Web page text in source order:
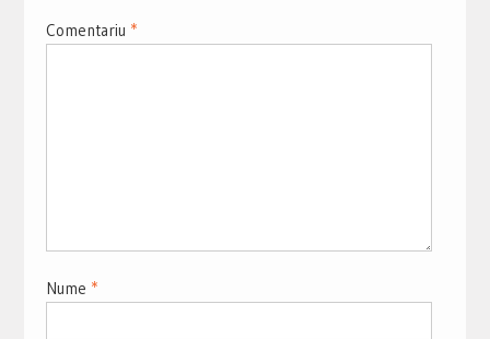
Comentariu *
Nume *